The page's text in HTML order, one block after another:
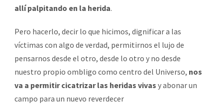
allí palpitando en la herida.
Pero hacerlo, decir lo que hicimos, dignificar a las
víctimas con algo de verdad, permitirnos el lujo de
pensarnos desde el otro, desde lo otro y no desde
nuestro propio ombligo como centro del Universo, nos
va a permitir cicatrizar las heridas vivas y abonar un
campo para un nuevo reverdecer